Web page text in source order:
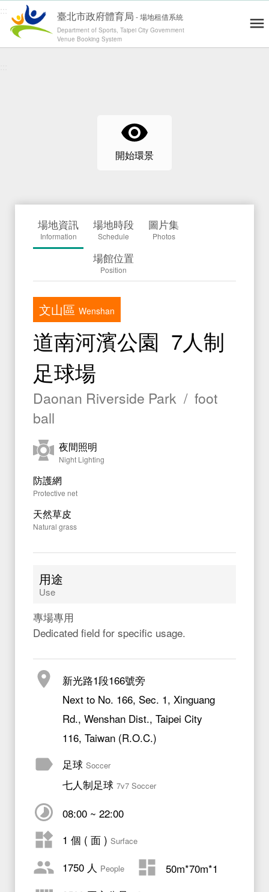
::: 臺北市政府體育局 -場地租借系統
Department of Sports, Taipei City Government
Venue Booking System
精彩賽事 Highlights
退費通報 Report
文件專區 Documents
運動中心 Sport Center
水域活動登記 Registration
開始環景
Information
場地資訊
Information
場地時段
Schedule
圖片集
Photos
場館位置
Position
文山區 Wenshan
道南河濱公園 7人制
足球場
Daonan Riverside Park / foot
ball
夜間照明
Night Lighting
防護網
Protective net
天然草皮
Natural grass
用途
Use
專場專用
Dedicated field for specific usage.
新光路1段166號旁
Next to No. 166, Sec. 1, Xinguang
Rd., Wenshan Dist., Taipei City
116, Taiwan (R.O.C.)
足球 Soccer
七人制足球 7v7 Soccer
08:00 ~ 22:00
1 個 ( 面 ) Surface
1750 人 People
50m*70m*1